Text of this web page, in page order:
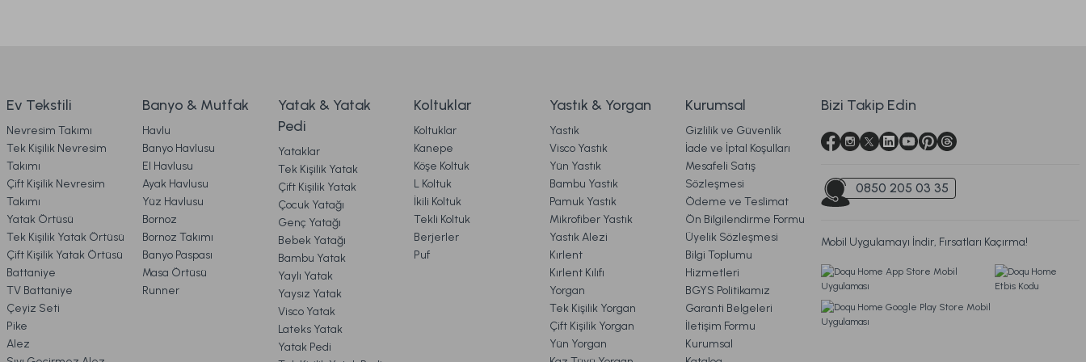
Gönder
5. İADE & DEĞİŞİM
6. ÜRÜN BİLGİLERİ
7. KAMPANYA & İNDİRİMLER
8. MÜŞTERİ HİZMETLERİ
9. YATAK & KOLTUK SİPARİŞ VE İADE İŞLEMLERİ
1.699,00 TL 899,00 TL
Online'a Özel Ücretsiz Kargo Ücretsiz Kargo
Visco Travel Yastık Classic Standart
459,00 TL
Online'a Özel
Visco Travel Yastık Gri
549,00 TL
Online'a Özel
Visco Fly Soft Yastık 64x28x12,5 cm
Ücretsiz Kargo
Luna Yastık 46 x 70 cm
1.679,00 TL
Ücretsiz Kargo
Visco Air Yastık 2'li Avantajlı Paket 60 x 40 cm - Beyaz Comfyline Bebek Yastık Bebek - Beyaz
Ev Tekstili
Nevresim Takımı
Tek Kişilik Nevresim
Takımı
Çift Kişilik Nevresim
Takımı
Yatak Örtüsü
Tek Kişilik Yatak Örtüsü
Çift Kişilik Yatak Örtüsü
Battaniye
TV Battaniye
Çeyiz Seti
Pike
Alez
Banyo & Mutfak
Havlu
Banyo Havlusu
El Havlusu
Ayak Havlusu
Yüz Havlusu
Bornoz
Bornoz Takımı
Banyo Paspası
Masa Örtüsü
Runner
Yatak & Yatak
Pedi
Yataklar
Tek Kişilik Yatak
Çift Kişilik Yatak
Çocuk Yatağı
Genç Yatağı
Bebek Yatağı
Bambu Yatak
Yaylı Yatak
Yaysız Yatak
Visco Yatak
Lateks Yatak
Yatak Pedi
Koltuklar
Koltuklar
Kanepe
Köşe Koltuk
L Koltuk
İkili Koltuk
Tekli Koltuk
Berjerler
Puf
Yastık & Yorgan
Yastık
Visco Yastık
Yün Yastık
Bambu Yastık
Pamuk Yastık
Mikrofiber Yastık
Yastık Alezi
Kırlent
Kırlent Kılıfı
Yorgan
Tek Kişilik Yorgan
Çift Kişilik Yorgan
Yün Yorgan
Kurumsal
Gizlilik ve Güvenlik
İade ve İptal Koşulları
Mesafeli Satış
Sözleşmesi
Ödeme ve Teslimat
Ön Bilgilendirme Formu
Üyelik Sözleşmesi
Bilgi Toplumu
Hizmetleri
BGYS Politikamız
Garanti Belgeleri
İletişim Formu
Kurumsal
Bizi Takip Edin
0850 205 03 35
Mobil Uygulamayı İndir, Fırsatları Kaçırma!